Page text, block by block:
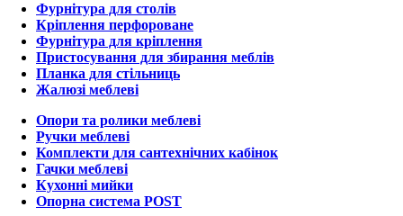
Фурнітура для столів
Кріплення перфороване
Фурнітура для кріплення
Пристосування для збирання меблів
Планка для стільниць
Жалюзі меблеві
Опори та ролики меблеві
Ручки меблеві
Комплекти для сантехнічних кабінок
Гачки меблеві
Кухонні мийки
Опорна система POST